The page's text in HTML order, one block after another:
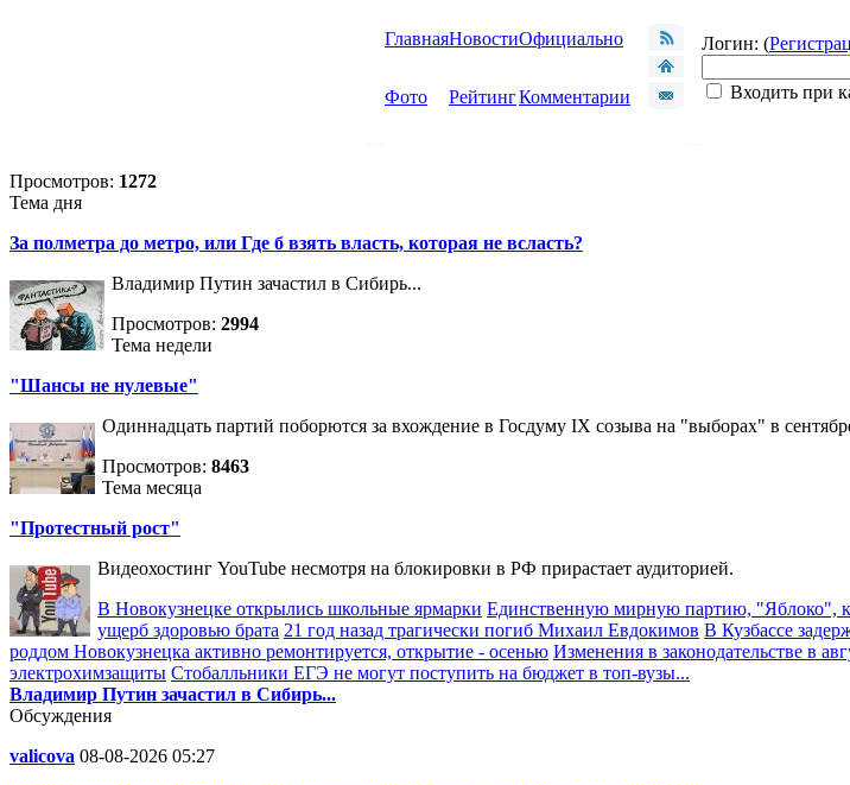
ГлавнаяНовостиОфициально
Фото РейтингКомментарии
Логин: (
Входить при
Просмотров: 1272
Тема дня
За полметра до метро, или Где б взять власть, которая не всласть?
Владимир Путин зачастил в Сибирь...
Просмотров: 2994
Тема недели
"Шансы не нулевые"
Одиннадцать партий поборются за вхождение в Госдуму IX созыва на "выборах" в
Просмотров: 8463
Тема месяца
"Протестный рост"
Видеохостинг YouTube несмотря на блокировки в РФ прирастает аудиторией.
В Новокузнецке открылись школьные ярмарки Единственную мирную партию, "Яблоко",
ущерб здоровью брата 21 год назад трагически погиб Михаил Евдокимов В Кузбассе
роддом Новокузнецка активно ремонтируется, открытие - осенью Изменения в законодательстве в
электрохимзащиты Стобалльники ЕГЭ не могут поступить на бюджет в топ-вузы...
Владимир Путин зачастил в Сибирь...
Обсуждения
valicova 08-08-2026 05:27